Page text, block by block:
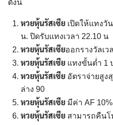
ดังนี้
หวยหุ้นรัสเซียเปิดให้แทงวัน
น. ปิดรับแทงเวลา 22.10 น
หวยหุ้นรัสเซียออกรางวัลเว
หวยหุ้นรัสเซียแทงขั้นต่ำ 1
หวยหุ้นรัสเซียอัตราจ่ายสูง
ล่าง 90
หวยหุ้นรัสเซียมีค่า AF
หวยหุ้นรัสเซียสามารถคืนโ